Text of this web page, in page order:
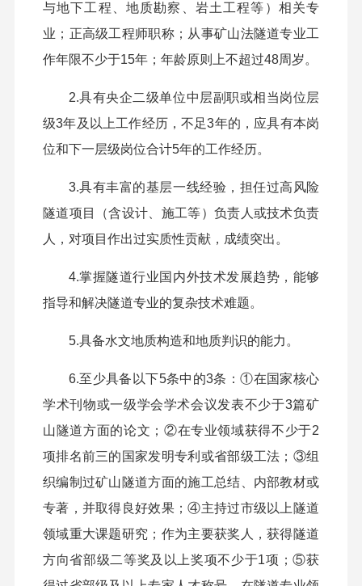
与地下工程、地质勘察、岩土工程等）相关专
业；正高级工程师职称；从事矿山法隧道专业工
作年限不少于15年；年龄原则上不超过48周岁。
2.具有央企二级单位中层副职或相当岗位层
级3年及以上工作经历，不足3年的，应具有本岗
位和下一层级岗位合计5年的工作经历。
3.具有丰富的基层一线经验，担任过高风险
隧道项目
（含设计、施工等） 负责人或技术负责
人，对项目 作出过实质性贡献，成绩突出。
4.掌握隧道行业国内外技术发展趋势，能够
指导和解决隧道专业的复杂技术难题。
5.具备水文地质构造和地质判识的能力。
6.至少具备以下5条中的3条：①在国家核心
学术刊物或一级学会学术会议发表不少于3篇矿
山隧道方面的论文；②在专业领域获得不少于2
项排名前三的国家发明专利或省部级工法；③组
织编制过矿山隧道方面的施工总结、内部教材或
专著，并取得良好效果；④主持过市级以上隧道
领域重大课题研究；作为主要获奖人，获得隧道
方向省部级二等奖及以上奖项不少于1项；⑤获